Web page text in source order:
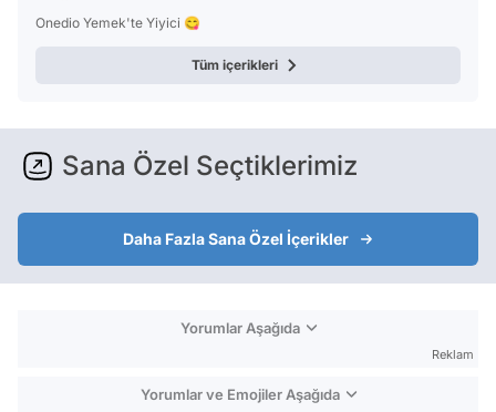
Onedio Yemek'te Yiyici 😋
Tüm içerikleri
Sana Özel Seçtiklerimiz
Daha Fazla Sana Özel İçerikler
Yorumlar Aşağıda
Reklam
Yorumlar ve Emojiler Aşağıda